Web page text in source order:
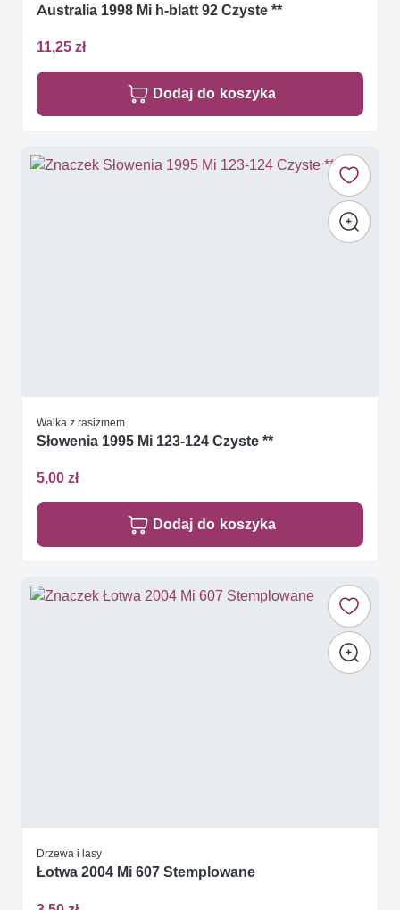
Australia 1998 Mi h-blatt 92 Czyste **
11,25 zł
Dodaj do koszyka
Walka z rasizmem
Słowenia 1995 Mi 123-124 Czyste **
5,00 zł
Dodaj do koszyka
Drzewa i lasy
Łotwa 2004 Mi 607 Stemplowane